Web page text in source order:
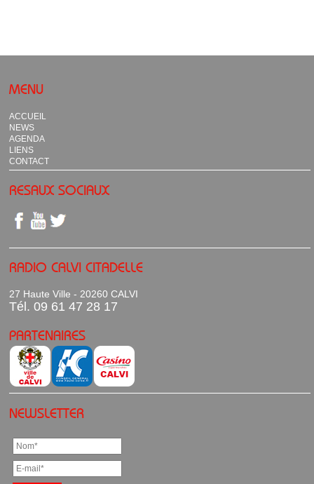
MENU
ACCUEIL
NEWS
AGENDA
LIENS
CONTACT
RESAUX SOCIAUX
RADIO CALVI CITADELLE
27 Haute Ville - 20260 CALVI
Tél. 09 61 47 28 17
PARTENAIRES
NEWSLETTER